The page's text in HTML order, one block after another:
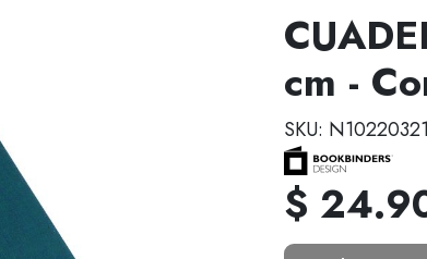
cm -
SKU:
$